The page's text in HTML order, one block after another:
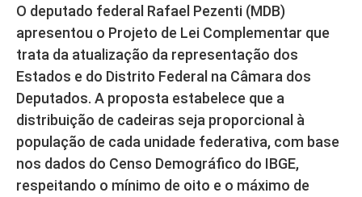
O deputado federal Rafael Pezenti (MDB)
apresentou o Projeto de Lei Complementar que
trata da atualização da representação dos
Estados e do Distrito Federal na Câmara dos
Deputados. A proposta estabelece que a
distribuição de cadeiras seja proporcional à
população de cada unidade federativa, com base
nos dados do Censo Demográfico do IBGE,
respeitando o mínimo de oito e o máximo de